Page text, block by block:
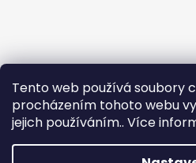
Tento web používá soubory
procházením tohoto webu
jejich používáním.. Více